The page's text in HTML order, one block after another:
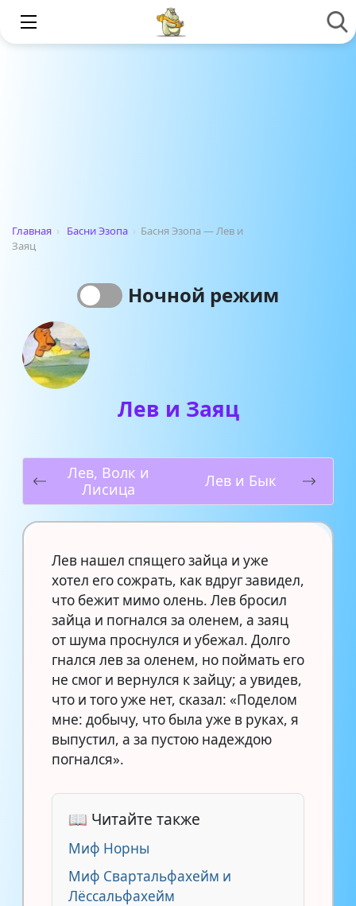
Главная › Басни Эзопа › Басня Эзопа — Лев и
Заяц
Ночной режим
Лев и Заяц
Лев, Волк и
Лисица
Лев и Бык
Лев нашел спящего зайца и уже
хотел его сожрать, как вдруг завидел,
что бежит мимо олень. Лев бросил
зайца и погнался за оленем, а заяц
от шума проснулся и убежал. Долго
гнался лев за оленем, но поймать его
не смог и вернулся к зайцу; а увидев,
что и того уже нет, сказал: «Поделом
мне: добычу, что была уже в руках, я
выпустил, а за пустою надеждою
погнался».
📖 Читайте также
Миф Норны
Миф Свартальфахейм и
Лёссальфахейм